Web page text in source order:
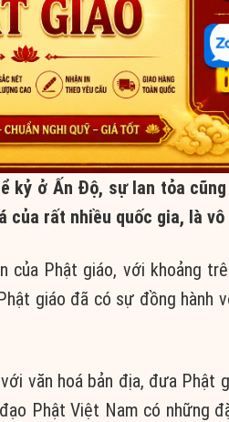
kỷ ở Ấn Độ, sự lan tỏa
rất nhiều quốc gia, là vô
Phật giáo, với khoảng
giáo đã có sự đồng hành
văn hoá bản địa, đưa Phật
Phật Việt Nam có những